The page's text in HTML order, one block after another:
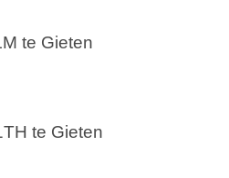
te Gieten
te Gieten